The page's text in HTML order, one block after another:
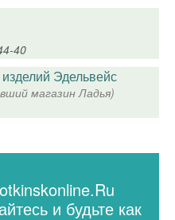
40
Эдельвейс
магазин Ладья)
и будьте как